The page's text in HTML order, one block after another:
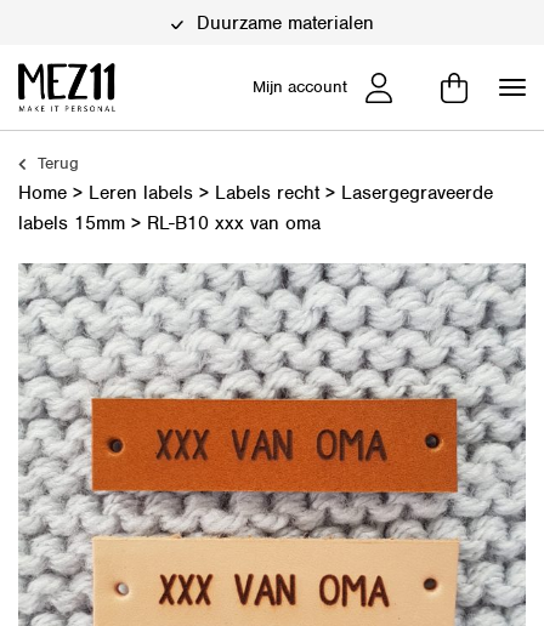
Duurzame materialen
Mijn account
Terug
Home > Leren labels > Labels recht> Lasergegraveerde
labels 15mm > RL-B10 xxx van oma